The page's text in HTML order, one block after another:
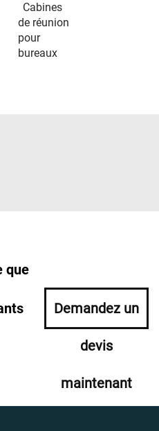
Cabines
de réunion
pour
bureaux
que
Demandez un
devis
maintenant